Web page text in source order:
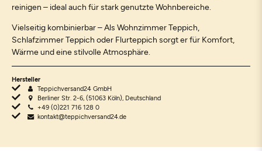
reinigen – ideal auch für stark genutzte Wohnbereiche.
Vielseitig kombinierbar – Als Wohnzimmer Teppich,
Schlafzimmer Teppich oder Flurteppich sorgt er für Komfort,
Wärme und eine stilvolle Atmosphäre.
Hersteller
Teppichversand24 GmbH
Berliner Str. 2-6, (51063 Köln), Deutschland
+49 (0)221 716 128 0
kontakt@teppichversand24.de